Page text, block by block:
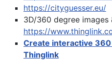
https://cityguesser.eu/
3D/360 degree images
https://
Create interactive
Thinglink